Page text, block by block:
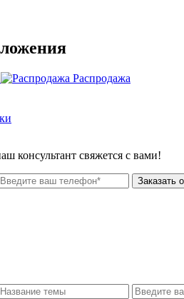
Распродажа
консультант свяжется с вами!